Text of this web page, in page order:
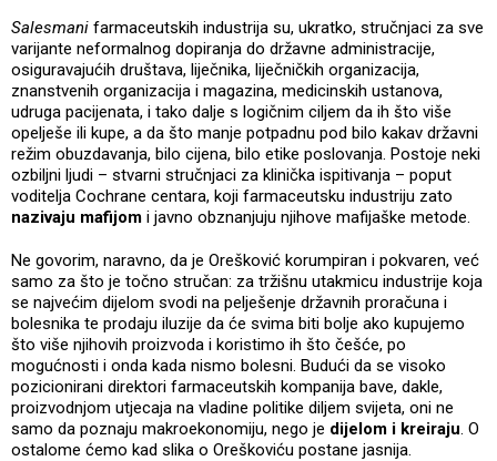
Salesmani farmaceutskih industrija su, ukratko, stručnjaci za sve
varijante neformalnog dopiranja do državne administracije,
osiguravajućih društava, liječnika, liječničkih organizacija,
znanstvenih organizacija i magazina, medicinskih ustanova,
udruga pacijenata, i tako dalje s logičnim ciljem da ih što više
opelješe ili kupe, a da što manje potpadnu pod bilo kakav državni
režim obuzdavanja, bilo cijena, bilo etike poslovanja. Postoje neki
ozbiljni ljudi – stvarni stručnjaci za klinička ispitivanja – poput
voditelja Cochrane centara, koji farmaceutsku industriju zato
nazivaju mafijom i javno obznanjuju njihove mafijaške metode.
Ne govorim, naravno, da je Orešković korumpiran i pokvaren, već
samo za što je točno stručan: za tržišnu utakmicu industrije koja
se najvećim dijelom svodi na pelješenje državnih proračuna i
bolesnika te prodaju iluzije da će svima biti bolje ako kupujemo
što više njihovih proizvoda i koristimo ih što češće, po
mogućnosti i onda kada nismo bolesni. Budući da se visoko
pozicionirani direktori farmaceutskih kompanija bave, dakle,
proizvodnjom utjecaja na vladine politike diljem svijeta, oni ne
samo da poznaju makroekonomiju, nego je dijelom i kreiraju. O
ostalome ćemo kad slika o Oreškoviću postane jasnija.